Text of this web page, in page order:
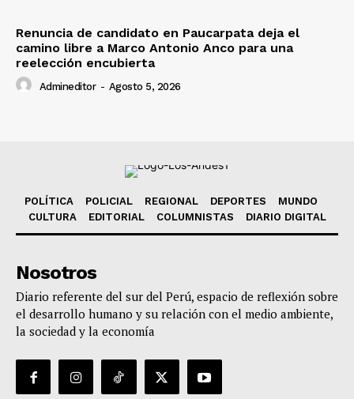
Renuncia de candidato en Paucarpata deja el
camino libre a Marco Antonio Anco para una
reelección encubierta
Admineditor - Agosto 5, 2026
POLÍTICA POLICIAL REGIONAL DEPORTES
MUNDO
CULTURA
EDITORIAL COLUMNISTAS DIARIO DIGITAL
Nosotros
Diario referente del sur del Perú, espacio de reflexión sobre
el desarrollo humano y su relación con el medio ambiente,
la sociedad y la economía